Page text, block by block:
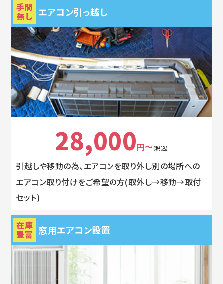
手間
無し エアコン引っ越し
28,000円～(税込)
引越しや移動の為、エアコンを取り外し別の場所への
エアコン取り付けをご希望の方(取外し→移動→取付
セット)
在庫
豊富 窓用エアコン設置